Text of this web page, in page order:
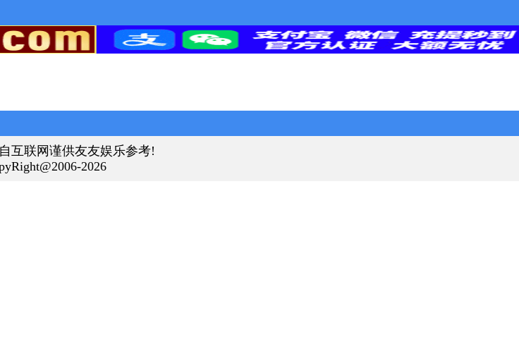
互联网谨供友友娱乐参考!
2026